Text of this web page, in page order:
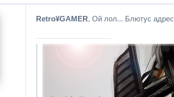
Retro¥GAMER, Ой лол... Блютус